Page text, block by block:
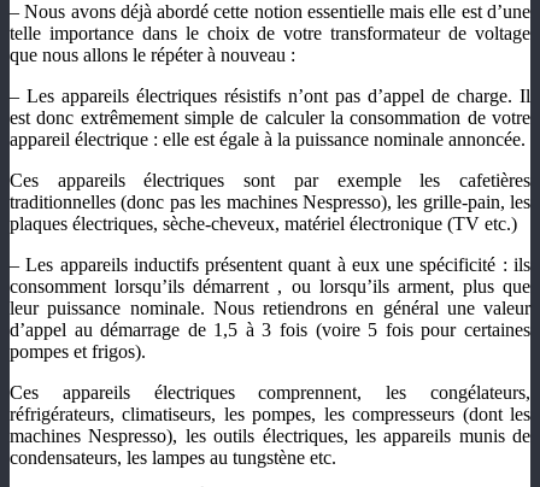
– Nous avons déjà abordé cette notion essentielle mais elle est d’une
telle importance dans le choix de votre transformateur de voltage
que nous allons le répéter à nouveau :
– Les appareils électriques résistifs n’ont pas d’appel de charge. Il
est donc extrêmement simple de calculer la consommation de votre
appareil électrique : elle est égale à la puissance nominale annoncée.
Ces appareils électriques sont par exemple les cafetières
traditionnelles (donc pas les machines Nespresso), les grille-pain, les
plaques électriques, sèche-cheveux, matériel électronique (TV etc.)
– Les appareils inductifs présentent quant à eux une spécificité : ils
consomment lorsqu’ils démarrent , ou lorsqu’ils arment, plus que
leur puissance nominale. Nous retiendrons en général une valeur
d’appel au démarrage de 1,5 à 3 fois (voire 5 fois pour certaines
pompes et frigos).
Ces appareils électriques comprennent, les congélateurs,
réfrigérateurs, climatiseurs, les pompes, les compresseurs (dont les
machines Nespresso), les outils électriques, les appareils munis de
condensateurs, les lampes au tungstène etc.